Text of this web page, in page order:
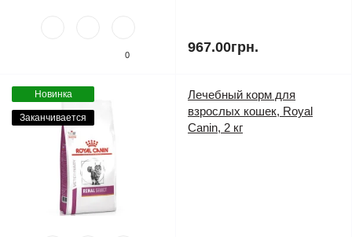
0 967.00грн.
Новинка
Заканчивается
Лечебный корм для
взрослых кошек, Royal
Canin, 2 кг